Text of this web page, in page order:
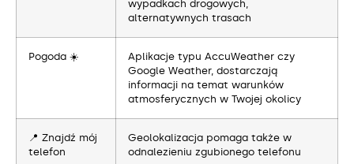
wypadkach drogowych,
alternatywnych trasach
Pogoda ☀️
Aplikacje typu AccuWeather czy
Google Weather, dostarczają
informacji na temat warunków
atmosferycznych w Twojej okolicy
📍 Znajdź mój
telefon
Geolokalizacja pomaga także w
odnalezieniu zgubionego telefonu